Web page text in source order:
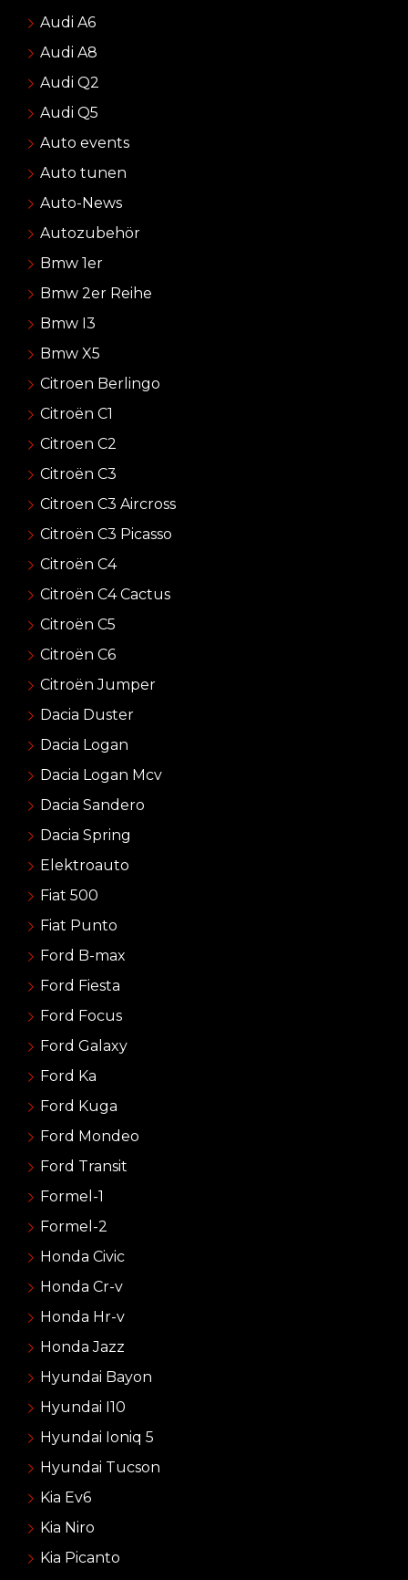
Audi A6
Audi A8
Audi Q2
Audi Q5
Auto events
Auto tunen
Auto-News
Autozubehör
Bmw 1er
Bmw 2er Reihe
Bmw I3
Bmw X5
Citroen Berlingo
Citroën C1
Citroen C2
Citroën C3
Citroen C3 Aircross
Citroën C3 Picasso
Citroën C4
Citroën C4 Cactus
Citroën C5
Citroën C6
Citroën Jumper
Dacia Duster
Dacia Logan
Dacia Logan Mcv
Dacia Sandero
Dacia Spring
Elektroauto
Fiat 500
Fiat Punto
Ford B-max
Ford Fiesta
Ford Focus
Ford Galaxy
Ford Ka
Ford Kuga
Ford Mondeo
Ford Transit
Formel-1
Formel-2
Honda Civic
Honda Cr-v
Honda Hr-v
Honda Jazz
Hyundai Bayon
Hyundai I10
Hyundai Ioniq 5
Hyundai Tucson
Kia Ev6
Kia Niro
Kia Picanto